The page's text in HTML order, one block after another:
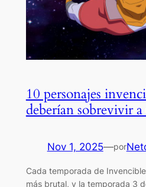
10 personajes
deberían sobrevivir a
Nov 1, 2025—por
Cada temporada de
más brutal, y la temporada 3